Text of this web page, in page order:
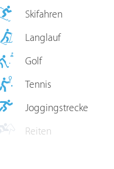
Skifahren
Langlauf
Golf
Tennis
Joggingstrecke
Reiten